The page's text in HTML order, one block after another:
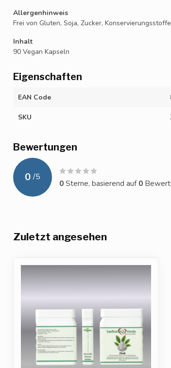
Allergenhinweis
Frei von Gluten, Soja, Zucker,
Inhalt
90 Vegan Kapseln
Eigenschaften
EAN Code
SKU
Bewertungen
0 /5
0Sterne, basierend auf0
Zuletzt angesehen